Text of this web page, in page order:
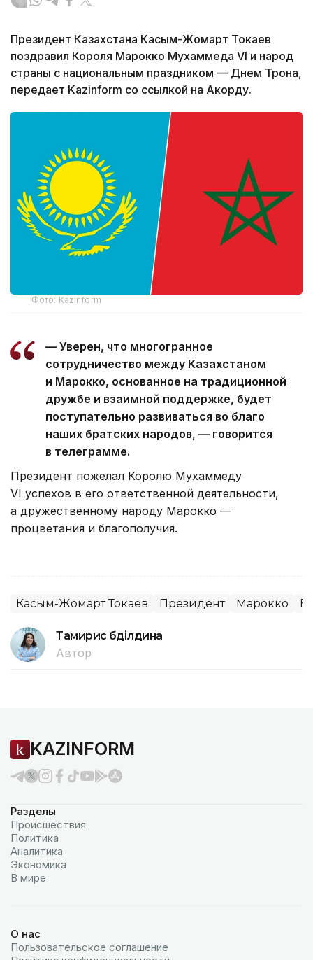
Президент Казахстана Касым-Жомарт Токаев
поздравил Короля Марокко Мухаммеда VI и народ
страны с национальным праздником — Днем Трона,
передает Kazinform со ссылкой на Акорду.
Фото: Kazinform
— Уверен, что многогранное
сотрудничество между Казахстаном
и Марокко, основанное на традиционной
дружбе и взаимной поддержке, будет
поступательно развиваться во благо
наших братских народов, — говорится
в телеграмме.
Президент пожелал Королю Мухаммеду
VI успехов в его ответственной деятельности,
а дружественному народу Марокко —
процветания и благополучия.
Касым-Жомарт Токаев Президент Марокко
Тамирис Әбділдина
Автор
KAZINFORM
Разделы
Происшествия
Политика
Аналитика
Экономика
В мире
О нас
Пользовательское соглашение